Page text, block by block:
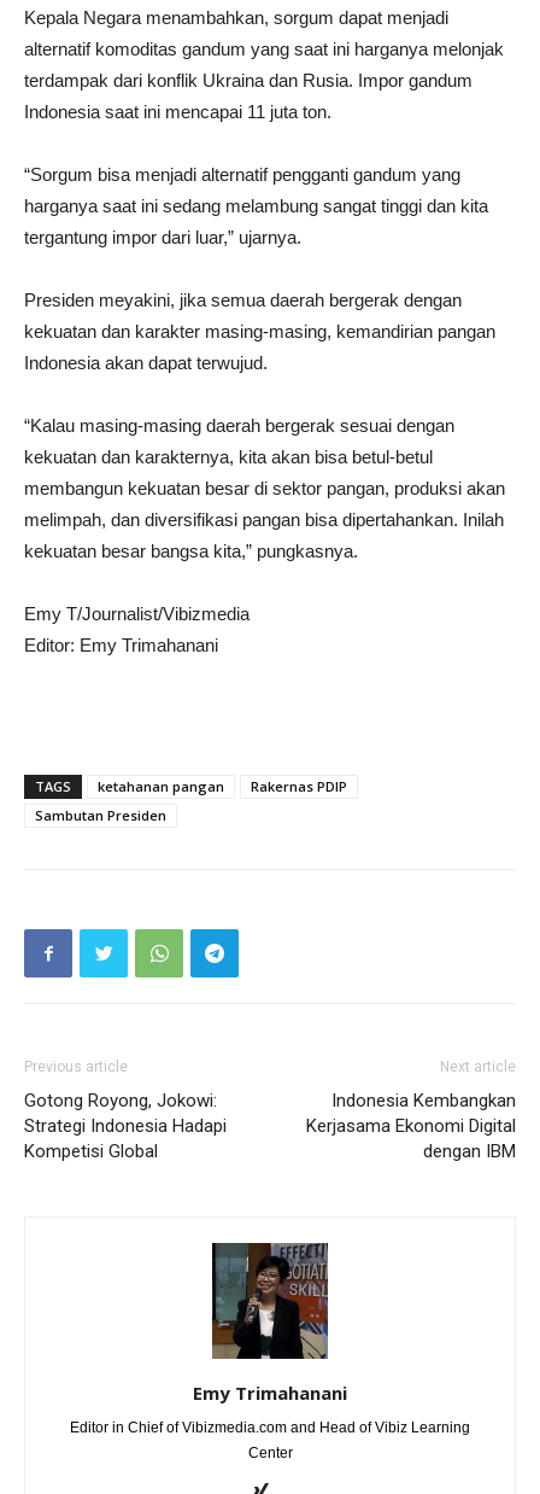
Kepala Negara menambahkan, sorgum dapat menjadi
alternatif komoditas gandum yang saat ini harganya melonjak
terdampak dari konflik Ukraina dan Rusia. Impor gandum
Indonesia saat ini mencapai 11 juta ton.
“Sorgum bisa menjadi alternatif pengganti gandum yang
harganya saat ini sedang melambung sangat tinggi dan kita
tergantung impor dari luar,” ujarnya.
Presiden meyakini, jika semua daerah bergerak dengan
kekuatan dan karakter masing-masing, kemandirian pangan
Indonesia akan dapat terwujud.
“Kalau masing-masing daerah bergerak sesuai dengan
kekuatan dan karakternya, kita akan bisa betul-betul
membangun kekuatan besar di sektor pangan, produksi akan
melimpah, dan diversifikasi pangan bisa dipertahankan. Inilah
kekuatan besar bangsa kita,” pungkasnya.
Emy T/Journalist/Vibizmedia
Editor: Emy Trimahanani
TAGS ketahanan pangan
Rakernas PDIP
Sambutan Presiden
Previous article
Gotong Royong, Jokowi:
Strategi Indonesia Hadapi
Kompetisi Global
Next article
Indonesia Kembangkan
Kerjasama Ekonomi Digital
dengan IBM
Emy Trimahanani
Editor in Chief of Vibizmedia.com and Head of Vibiz Learning
Center